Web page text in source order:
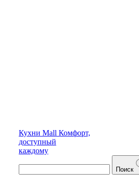
Кухни Mall Комфорт,
доступный
каждому
Поиск